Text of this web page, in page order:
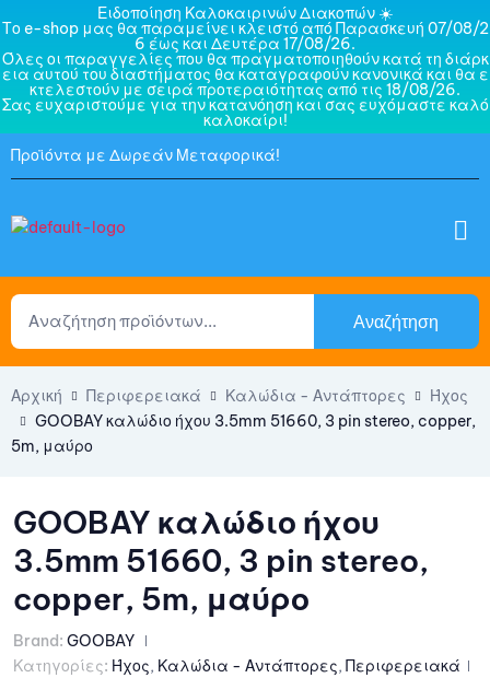
Ειδοποίηση Καλοκαιρινών Διακοπών ☀️
Το e-shop μας θα παραμείνει κλειστό από Παρασκευή 07/08/2
6 έως και Δευτέρα 17/08/26.
Όλες οι παραγγελίες που θα πραγματοποιηθούν κατά τη διάρκ
εια αυτού του διαστήματος θα καταγραφούν κανονικά και θα ε
κτελεστούν με σειρά προτεραιότητας από τις 18/08/26.
Σας ευχαριστούμε για την κατανόηση και σας ευχόμαστε καλό
καλοκαίρι!
Προϊόντα με Δωρεάν Μεταφορικά!
Αναζήτηση
Αρχική Περιφερειακά Καλώδια - Αντάπτορες
Ήχος
GOOBAY καλώδιο ήχου 3.5mm 51660, 3 pin stereo, copper,
5m, μαύρο
GOOBAY καλώδιο ήχου
3.5mm 51660, 3 pin stereo,
copper, 5m, μαύρο
Brand: GOOBAY
Κατηγορίες: Ήχος, Καλώδια - Αντάπτορες, Περιφερειακά